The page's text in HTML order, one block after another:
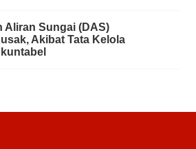
Aliran Sungai (DAS)
Akibat Tata Kelola